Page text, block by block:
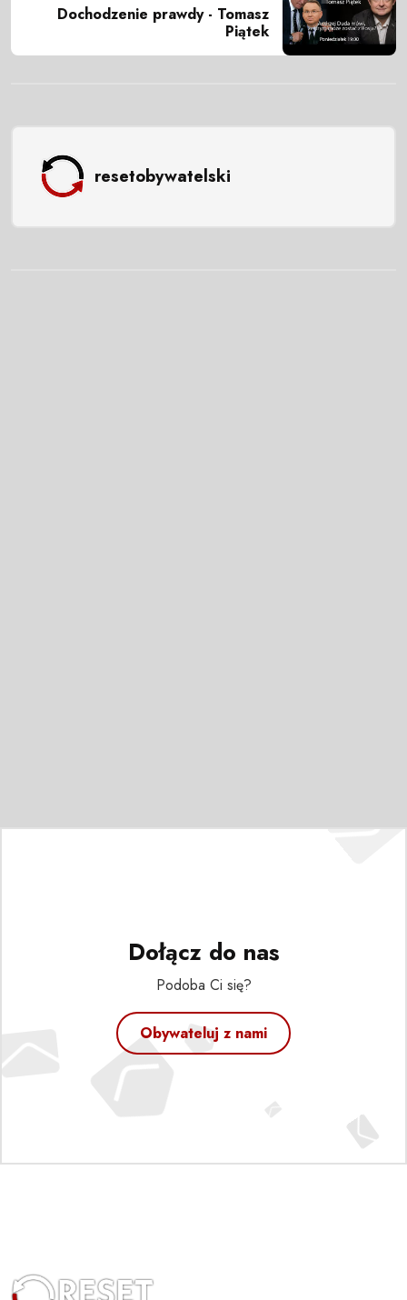
Dochodzenie prawdy - Tomasz
Piątek
resetobywatelski
Dołącz do nas
Podoba Ci się?
Obywateluj z nami